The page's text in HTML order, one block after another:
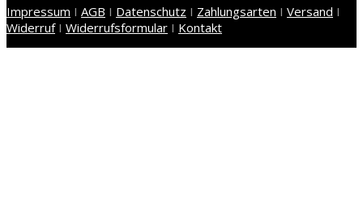
Impressum I AGB I Datenschutz I Zahlungsarten I Versand I
WiderrufI Widerrufsformular I Kontakt